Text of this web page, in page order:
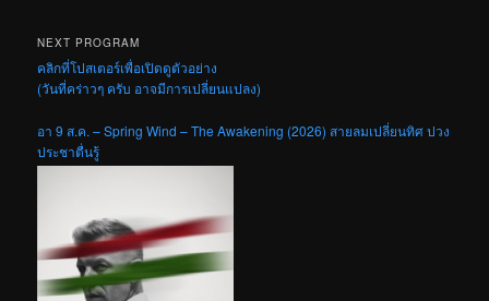
NEXT PROGRAM
คลิกที่โปสเตอร์เพื่อเปิดดูตัวอย่าง
(วันที่คร่าวๆ ครับ อาจมีการเปลี่ยนแปลง)
อา 9 ส.ค. – Spring Wind – The Awakening (2026) สายลมเปลี่ยนทิศ ปวง
ประชาตื่นรู้